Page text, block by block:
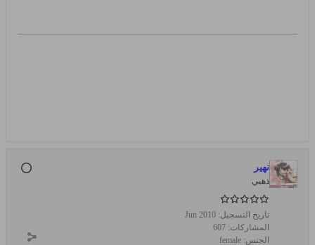
نهير
ذهبي
تاريخ التسجيل: Jun 2010
المشاركات: 607
الجنس: female